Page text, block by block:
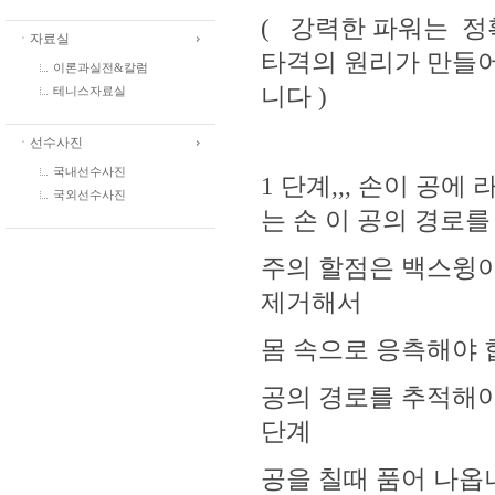
ㆍ자료실
이론과실전&칼럼
테니스자료실
ㆍ선수사진
국내선수사진
국외선수사진
( 강력한 파워는 정
타격의 원리가 만들
니다 )
1 단계,,, 손이 공에
는 손 이 공의 경로
주의 할점은 백스윙
제거해서
몸 속으로 응측해야
공의 경로를 추적해
단계
공을 칠때 품어 나옵